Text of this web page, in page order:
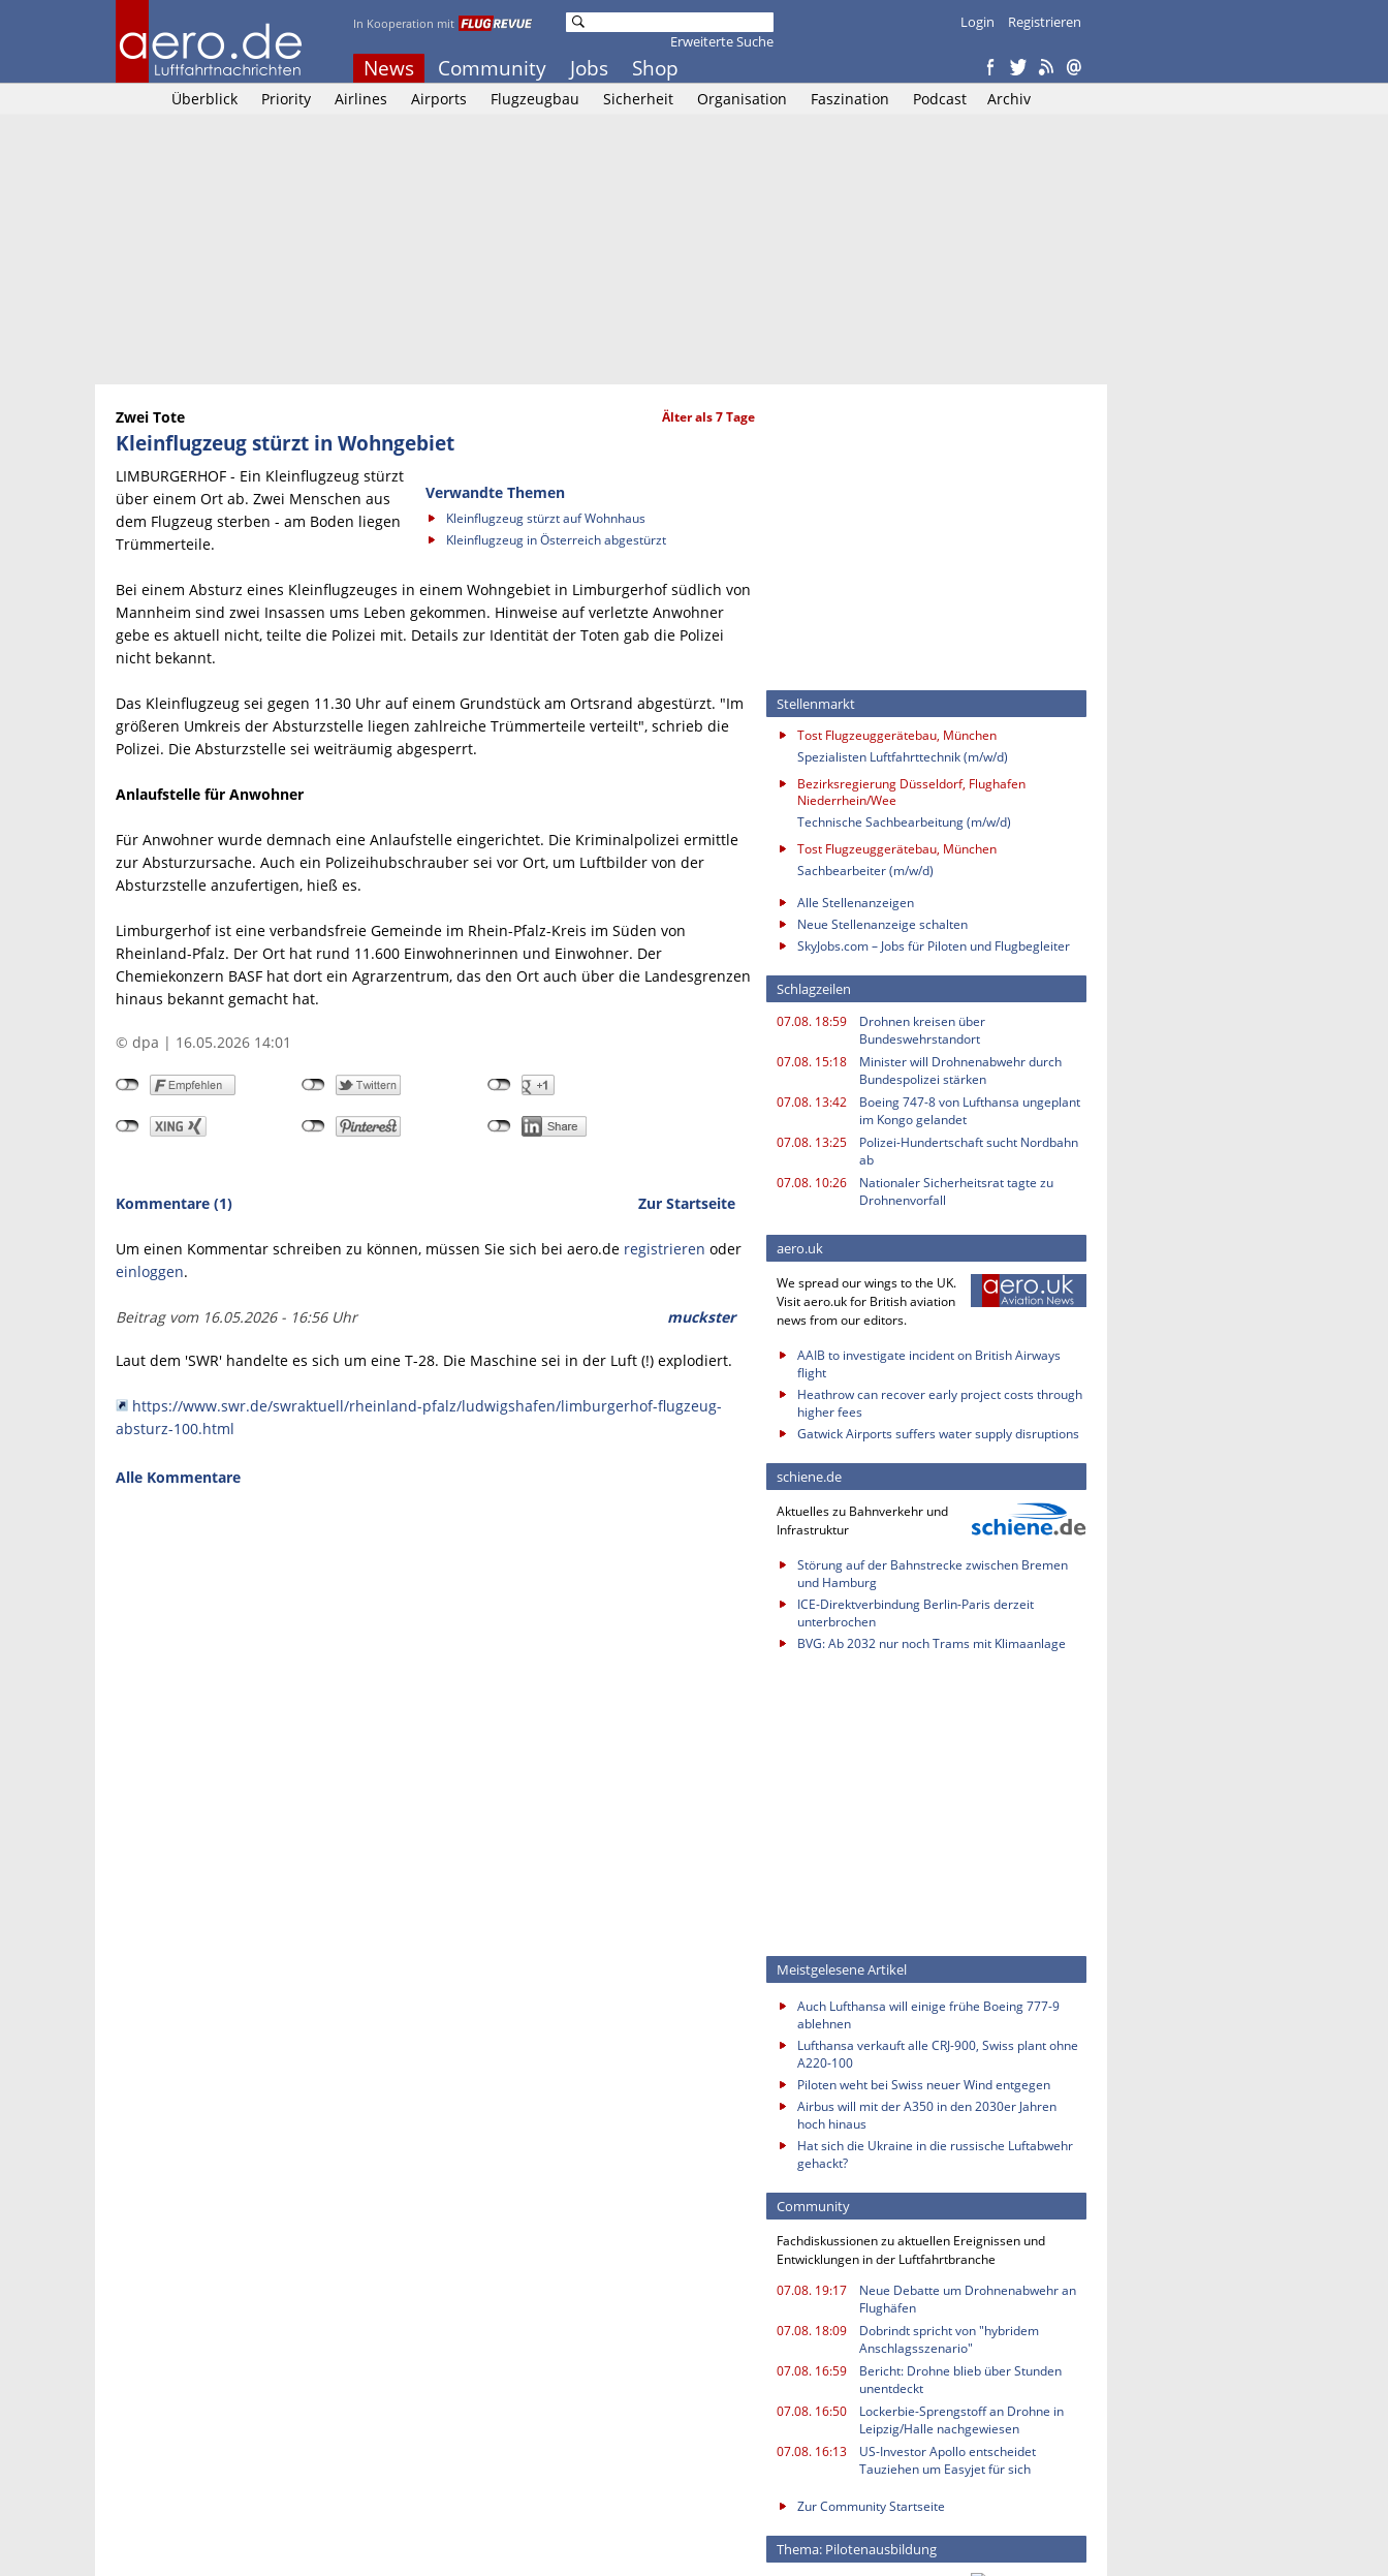
In Kooperation mit
News Community Jobs Shop
Erweiterte Suche
Login Registrieren
Überblick Priority Airlines Airports Flugzeugbau Sicherheit Organisation Faszination Podcast Archiv
Zwei Tote Älter als 7 Tage
Kleinflugzeug stürzt in Wohngebiet
Verwandte Themen
Kleinflugzeug stürzt auf Wohnhaus
Kleinflugzeug in Österreich abgestürzt
LIMBURGERHOF - Ein Kleinflugzeug stürzt
über einem Ort ab. Zwei Menschen aus
dem Flugzeug sterben - am Boden liegen
Trümmerteile.
Bei einem Absturz eines Kleinflugzeuges in einem Wohngebiet in Limburgerhof südlich von
Mannheim sind zwei Insassen ums Leben gekommen. Hinweise auf verletzte Anwohner
gebe es aktuell nicht, teilte die Polizei mit. Details zur Identität der Toten gab die Polizei
nicht bekannt.
Das Kleinflugzeug sei gegen 11.30 Uhr auf einem Grundstück am Ortsrand abgestürzt. "Im
größeren Umkreis der Absturzstelle liegen zahlreiche Trümmerteile verteilt", schrieb die
Polizei. Die Absturzstelle sei weiträumig abgesperrt.
Anlaufstelle für Anwohner
Für Anwohner wurde demnach eine Anlaufstelle eingerichtet. Die Kriminalpolizei ermittle
zur Absturzursache. Auch ein Polizeihubschrauber sei vor Ort, um Luftbilder von der
Absturzstelle anzufertigen, hieß es.
Limburgerhof ist eine verbandsfreie Gemeinde im Rhein-Pfalz-Kreis im Süden von
Rheinland-Pfalz. Der Ort hat rund 11.600 Einwohnerinnen und Einwohner. Der
Chemiekonzern BASF hat dort ein Agrarzentrum, das den Ort auch über die Landesgrenzen
hinaus bekannt gemacht hat.
© dpa | 16.05.2026 14:01
Kommentare (1) Zur Startseite
Um einen Kommentar schreiben zu können, müssen Sie sich bei aero.de registrieren oder
einloggen.
Beitrag vom 16.05.2026 - 16:56 Uhr muckster
Laut dem 'SWR' handelte es sich um eine T-28. Die Maschine sei in der Luft (!) explodiert.
https://www.swr.de/swraktuell/rheinland-pfalz/ludwigshafen/limburgerhof-flugzeug-
absturz-100.html
Alle Kommentare
Stellenmarkt
Tost Flugzeuggerätebau, München
Spezialisten Luftfahrttechnik (m/w/d)
Bezirksregierung Düsseldorf, Flughafen
Niederrhein/Wee
Technische Sachbearbeitung (m/w/d)
Tost Flugzeuggerätebau, München
Sachbearbeiter (m/w/d)
Alle Stellenanzeigen
Neue Stellenanzeige schalten
SkyJobs.com – Jobs für Piloten und Flugbegleiter
Schlagzeilen
07.08. 18:59
Drohnen kreisen über
Bundeswehrstandort
07.08. 15:18
Minister will Drohnenabwehr durch
Bundespolizei stärken
07.08. 13:42
Boeing 747-8 von Lufthansa ungeplant
im Kongo gelandet
07.08. 13:25
Polizei-Hundertschaft sucht Nordbahn
ab
07.08. 10:26
Nationaler Sicherheitsrat tagte zu
Drohnenvorfall
aero.uk
We spread our wings to the UK.
Visit aero.uk for British aviation
news from our editors.
AAIB to investigate incident on British Airways
flight
Heathrow can recover early project costs through
higher fees
Gatwick Airports suffers water supply disruptions
schiene.de
Aktuelles zu Bahnverkehr und
Infrastruktur
Störung auf der Bahnstrecke zwischen Bremen
und Hamburg
ICE-Direktverbindung Berlin-Paris derzeit
unterbrochen
BVG: Ab 2032 nur noch Trams mit Klimaanlage
Meistgelesene Artikel
Auch Lufthansa will einige frühe Boeing 777-9
ablehnen
Lufthansa verkauft alle CRJ-900, Swiss plant ohne
A220-100
Piloten weht bei Swiss neuer Wind entgegen
Airbus will mit der A350 in den 2030er Jahren
hoch hinaus
Hat sich die Ukraine in die russische Luftabwehr
gehackt?
Community
Fachdiskussionen zu aktuellen Ereignissen und
Entwicklungen in der Luftfahrtbranche
07.08. 19:17
Neue Debatte um Drohnenabwehr an
Flughäfen
07.08. 18:09
Dobrindt spricht von "hybridem
Anschlagsszenario"
07.08. 16:59
Bericht: Drohne blieb über Stunden
unentdeckt
07.08. 16:50
Lockerbie-Sprengstoff an Drohne in
Leipzig/Halle nachgewiesen
07.08. 16:13
US-Investor Apollo entscheidet
Tauziehen um Easyjet für sich
Zur Community Startseite
Thema: Pilotenausbildung